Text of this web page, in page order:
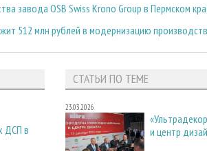
завода OSB Swiss Krono Group в Пермском
512 млн рублей в модернизацию
ДСП в
СТАТЬИ ПО ТЕМЕ
23.03.2026
и центр